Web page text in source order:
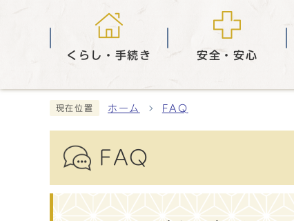
くらし・手続き 安全・安心
現在位置 ホーム FAQ
FAQ